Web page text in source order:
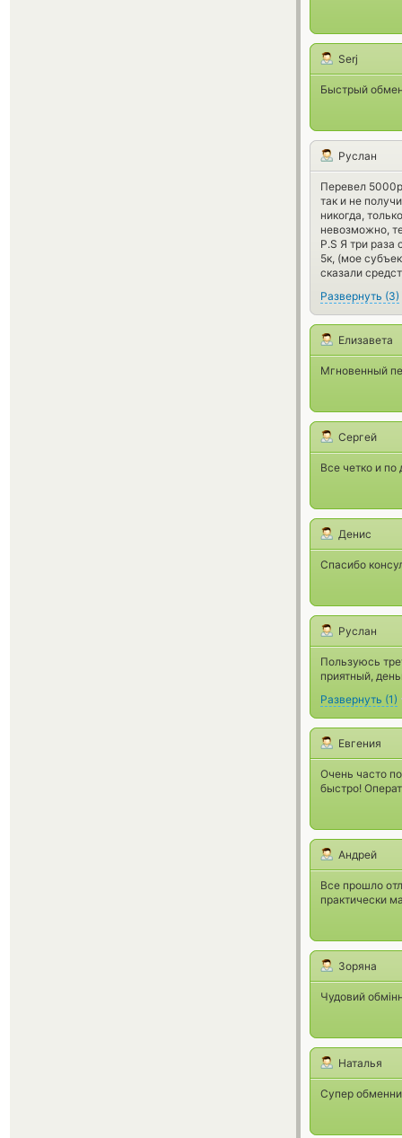
Serj
Быстрый
Руслан
Перевел
так и не
никогда,
невозможно,
P.S Я три
5к, (мое
сказали
Развернуть (3)
Елизавета
Мгновенный
Сергей
Все четко и по
Денис
Спасибо
Руслан
Пользуюсь
приятный,
Развернуть (1)
Евгения
Очень часто
быстро!
Андрей
Все прошло
практически
Зоряна
Чудовий
Наталья
Супер